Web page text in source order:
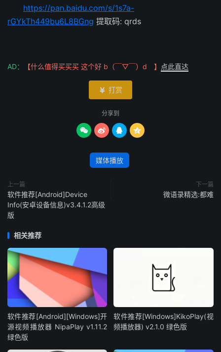
https://pan.baidu.com/s/1s7a-
rGYkTh449bu6L8BGng 提取码: qrds
AD： 【什么值得买买买 这个好 b（￣▽￣）d 】 点此直达
 打赏
分享到
   
媒体播放
上一篇
软件推荐[Android]Device
Info(安卓设备信息)v3.4.1.2高级
版
下一篇
微语录精选:都难
相关推荐
软件推荐[Android][Windows]开
源视频播放器 NipaPlay v1.11.2
绿色版
软件推荐[Windows]KikoPlay(视
频播放器) v2.1.0 绿色版